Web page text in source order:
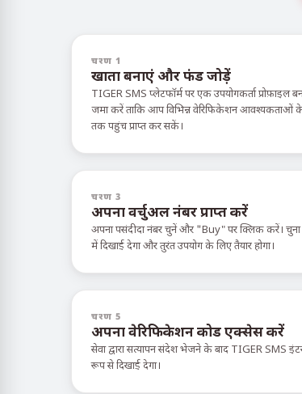
चरण 1
खाता बनाएं और फंड जोड़ें
TIGER SMS प्लेटफॉर्म पर एक उपयोगकर्ता
जमा करें ताकि आप विभिन्न वेरिफिकेशन आवश्यकताओं के
तक पहुंच प्राप्त कर सकें।
चरण 3
अपना वर्चुअल नंबर प्राप्त करें
अपना पसंदीदा नंबर चुनें और "Buy" पर क्लिक करें।
में दिखाई देगा और तुरंत उपयोग के लिए तैयार होगा।
चरण 5
अपना वेरिफिकेशन कोड एक्सेस करें
सेवा द्वारा सत्यापन संदेश भेजने के बाद TIGER SMS
रूप से दिखाई देगा।